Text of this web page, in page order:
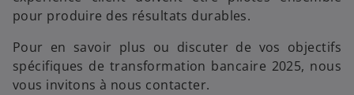
pour produire des résultats durables.
Pour en savoir plus ou discuter de vos objectifs
spécifiques de transformation bancaire 2025, nous
vous invitons à nous contacter.